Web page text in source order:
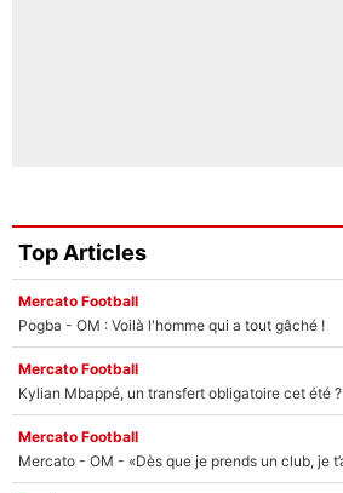
Top Articles
Mercato Football
Pogba - OM : Voilà l'homme qui a tout gâché !
Mercato Football
Kylian Mbappé, un transfert obligatoire cet été ?
Mercato Football